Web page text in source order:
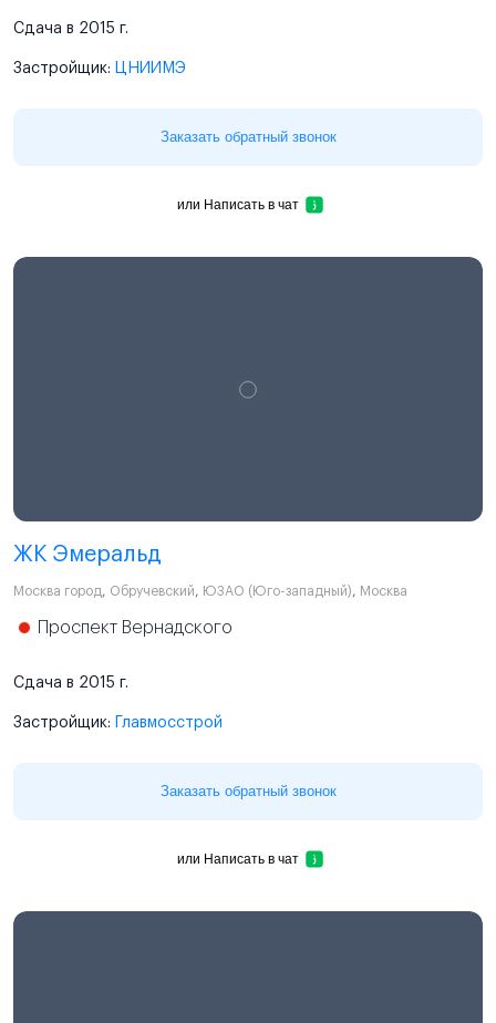
Сдача в 2015 г.
Застройщик: ЦНИИМЭ
Заказать обратный звонок
или Написать в чат
ЖК Эмеральд
Москва город, Обручевский, ЮЗАО (Юго-западный), Москва
Проспект Вернадского
Сдача в 2015 г.
Застройщик: Главмосстрой
Заказать обратный звонок
или Написать в чат